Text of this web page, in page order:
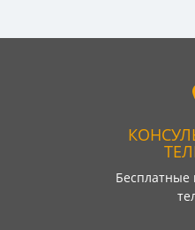
Бесплатные